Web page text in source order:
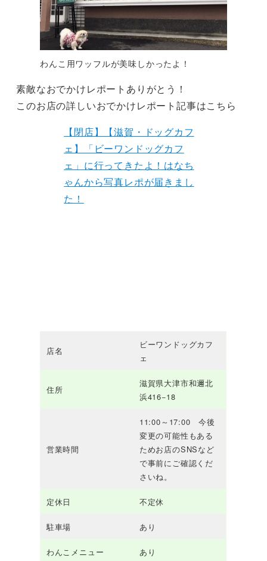
わんこ用ワッフルが美味しかったよ！
素敵なおでかけレポートありがとう！
このお店の詳しいおでかけレポート記事はこちら
【閉店】【滋賀・ドッグカフ
ェ】「ビーワンドッグカフ
ェ」に行ってきたよ！はなち
ゃんから写真レポが届きまし
た！
店名
ビーワンドッグカフ
ェ
住所
滋賀県大津市和邇北
浜416−18
営業時間
11:00～17:00 今後
変更の可能性もある
ためお店のSNSなど
で事前にご確認くだ
さいね。
定休日 不定休
駐車場 あり
わんこメニュー あり